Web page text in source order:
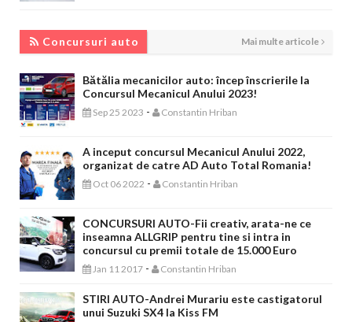
Concursuri auto Mai multe articole
Bătălia mecanicilor auto: încep înscrierile la
Concursul Mecanicul Anului 2023!
Sep 25 2023 - Constantin Hriban
A inceput concursul Mecanicul Anului 2022,
organizat de catre AD Auto Total Romania!
Oct 06 2022 - Constantin Hriban
CONCURSURI AUTO-Fii creativ, arata-ne ce
inseamna ALLGRIP pentru tine si intra in
concursul cu premii totale de 15.000 Euro
Jan 11 2017 - Constantin Hriban
STIRI AUTO-Andrei Murariu este castigatorul
unui Suzuki SX4 la Kiss FM